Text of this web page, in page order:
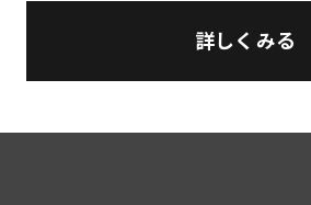
詳しくみる